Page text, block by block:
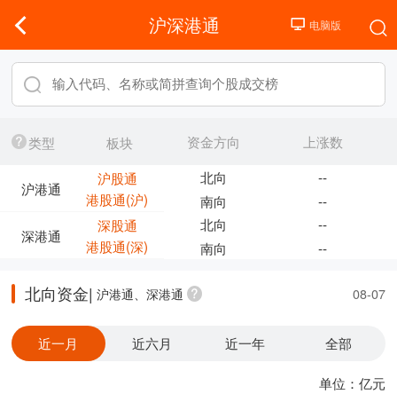
沪深港通
类型 板块
沪港通
沪股通
港股通(沪)
深港通
深股通
港股通(深)
资金方向
上涨数
北向
--
南向
--
北向
--
南向
--
北向资金| 沪港通、深港通 08-07
近一月 近六月 近一年 全部
单位：亿元